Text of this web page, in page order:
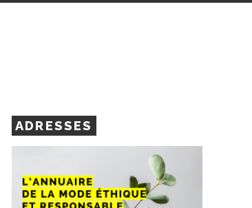
ADRESSES